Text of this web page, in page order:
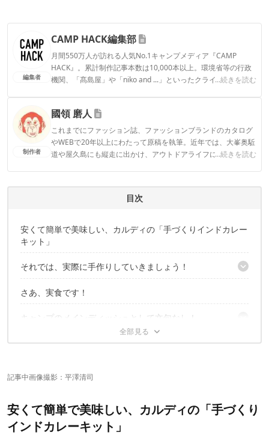
編集者
CAMP HACK編集部
月間550万人が訪れる人気No.1キャンプメディア『CAMP
HACK』。累計制作記事本数は10,000本以上。環境省等の行政
機関、「髙島屋」や「niko and ...」といったクライアントとの
...続きを読む
CAMP HACK編集部のプロフィール
制作者
國領 磨人
これまでにファッション誌、ファッションブランドのカタログ
やWEBで20年以上にわたって原稿を執筆。近年では、大峯奥駈
道や屋久島にも縦走に出かけ、アウトドアライフに夢中。
...続きを読む
國領 磨人のプロフィール
目次
安くて簡単で美味しい、カルディの「手づくりインドカレー
キット」
それでは、実際に手作りしていきましょう！
より美味しくするためのコツ①／お肉は倍増で！
より美味しくするためのコツ②／玉ねぎはすりおろす！
まずは、炒め用スパイスを鍋に投入！
続いて、すりおろした玉ねぎを投入！
カレーソースさん、こんにちは！
より美味しくするためのコツ③／スパイスを追加しまくる！
さあ、実食です！
キャンプのメインディッシュとして文句なし！
この記事が気にいったあなたに、オススメの3記事
記事中画像撮影：平澤清司
安くて簡単で美味しい、カルディの「手づくり
インドカレーキット」